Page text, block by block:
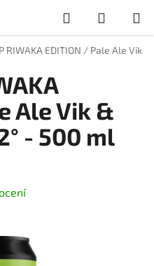
Hledat
KOŠÍK
RIWAKA EDITION / Pale Ale Vik
Ale Vik &
- 500 ml